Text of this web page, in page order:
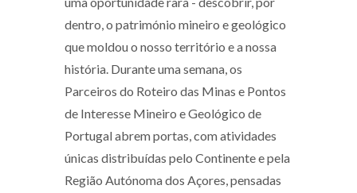
dentro, o património mineiro e geológico
que moldou o nosso território e a nossa
história. Durante uma semana, os
Parceiros do Roteiro das Minas e Pontos
de Interesse Mineiro e Geológico de
Portugal abrem portas, com atividades
únicas distribuídas pelo Continente e pela
Região Autónoma dos Açores, pensadas